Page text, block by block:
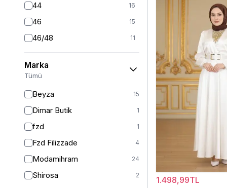
44 16
46 15
46/48 11
48 14
50 11
Marka
Tümü
Beyza 15
Dimar Butik 1
fzd 1
Fzd Filizzade 4
Modamihram 24
Shirosa 2 1.498,99TL